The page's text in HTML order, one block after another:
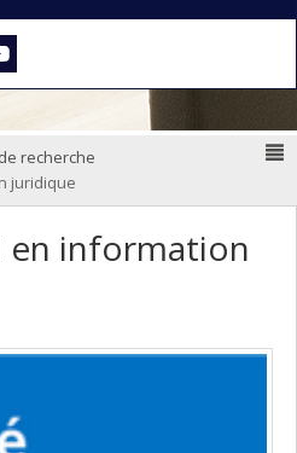
recherche
juridique
en information